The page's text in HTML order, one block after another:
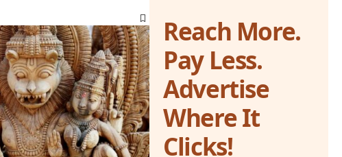
Reach More.
Pay Less.
Advertise
Where It
Clicks!